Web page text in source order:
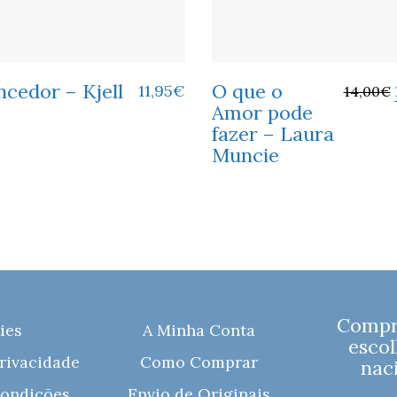
– Kjell
11,95€
O que o
Amor pode
fazer – Laura
Muncie
14,00€
A Minha Conta
Como Comprar